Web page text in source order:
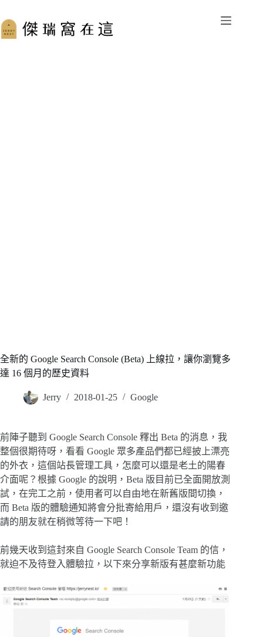
至
主
全新的 Google Search Console (Beta) 上線拉，讓你瀏覽多
達 16 個月的歷史資料
Jerry 2018-01-25 Google
前陣子聽到 Google Search Console 釋出 Beta 的消息，我
整個很期待呀，看看 Google 眾多產品們都已經披上漂亮
的外衣，這個站長管理工具，怎麼可以還是老土的陽春
介面呢？根據 Google 的說明，Beta 版目前已全面開放測
試，在完工之前，使用者可以自由地在新舊版間切換，
而 Beta 版的體驗通知將會分批寄給用戶，還沒有收到邀
請的朋友就在稍微等待一下吧！
前幾天收到這封來自 Google Search Console Team 的信，
就迫不及待登入體驗拉，以下來分享新版有甚麼新功能